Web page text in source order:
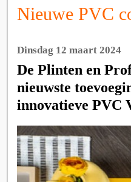
Nieuwe PVC
Dinsdag 12 maart 2024
De Plinten en
nieuwste
innovatieve PVC